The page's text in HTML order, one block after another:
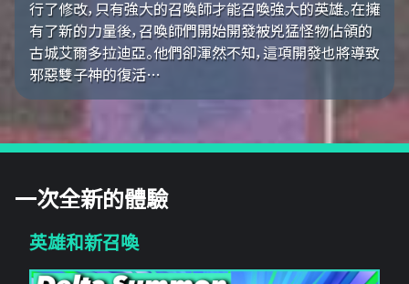
行了修改，只有強大的召喚師才能召喚強大的英雄。在擁
有了新的力量後，召喚師們開始開發被兇猛怪物佔領的
古城艾爾多拉迪亞。他們卻渾然不知，這項開發也將導致
邪惡雙子神的復活…
一次全新的體驗
英雄和新召喚